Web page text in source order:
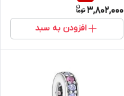
3,802,000
افزودن به سبد